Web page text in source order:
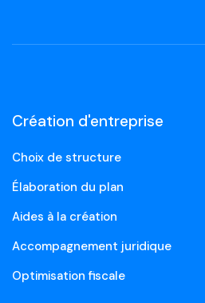
Création d'entreprise
Choix de structure
Élaboration du plan
Aides à la création
Accompagnement juridique
Optimisation fiscale